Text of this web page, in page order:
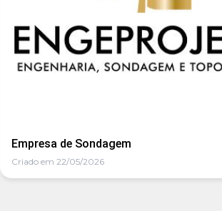
Empresa de Sondagem
Criado em 22/05/2026